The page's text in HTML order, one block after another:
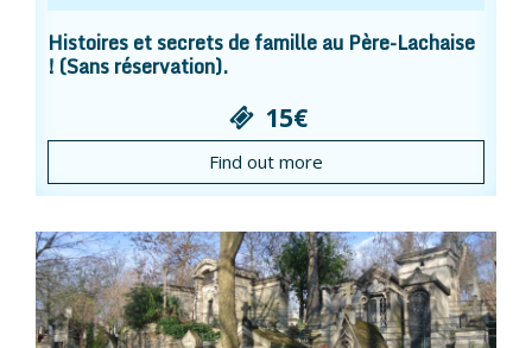
Histoires et secrets de famille au Père-Lachaise
! (Sans réservation).
15€
Find out more